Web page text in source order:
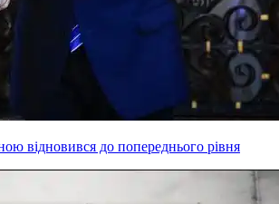
відновився до попереднього рівня